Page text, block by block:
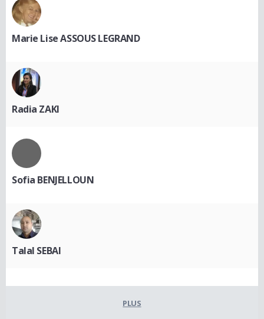
Marie Lise ASSOUS LEGRAND
Radia ZAKI
Sofia BENJELLOUN
Talal SEBAI
PLUS